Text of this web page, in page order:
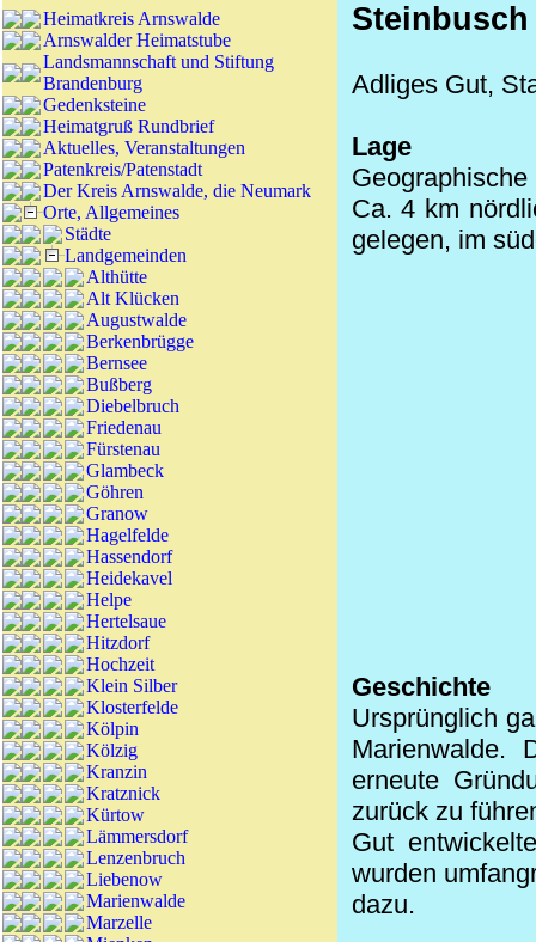
Heimatkreis Arnswalde
Arnswalder Heimatstube
Landsmannschaft und Stiftung
Brandenburg
Gedenksteine
Heimatgruß Rundbrief
Aktuelles, Veranstaltungen
Patenkreis/Patenstadt
Der Kreis Arnswalde, die Neumark
Orte, Allgemeines
Städte
Landgemeinden
Althütte
Alt Klücken
Augustwalde
Berkenbrügge
Bernsee
Bußberg
Diebelbruch
Friedenau
Fürstenau
Glambeck
Göhren
Granow
Hagelfelde
Hassendorf
Heidekavel
Helpe
Hertelsaue
Hitzdorf
Hochzeit
Klein Silber
Klosterfelde
Kölpin
Kölzig
Kranzin
Kratznick
Kürtow
Lämmersdorf
Lenzenbruch
Liebenow
Marienwalde
Marzelle
Steinbusch
Adliges Gut,
Lage
Geographische
Ca. 4 km
gelegen, im
Geschichte
Ursprünglich
Marienwalde.
erneute
zurück zu
Gut
wurden
dazu.